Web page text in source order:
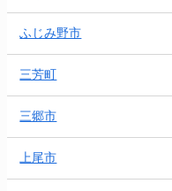
ふじみ野市
三芳町
三郷市
上尾市